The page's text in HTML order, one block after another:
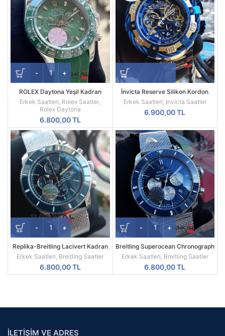
ROLEX Daytona Yeşil Kadran
Silikon Kordon
Erkek Saatleri Rolex Saatler
Rolex Daytona
6.800,00TL
İnvicta Reserve Silikon Kordon
Replika Erkek Kol Saati
Erkek Saatleri Invicta Saatler
6.900,00TL
Replika-Breitling Lacivert Kadran
Hasır Kordon Kol Saati
Erkek Saatleri Breitling Saatler
6.800,00TL
Breitling Superocean Chronograph
Mavi Besel Kadran Replika Erkek
Kol Saati
Erkek Saatleri Breitling Saatler
6.800,00TL
İLETİŞİM VE ADRES